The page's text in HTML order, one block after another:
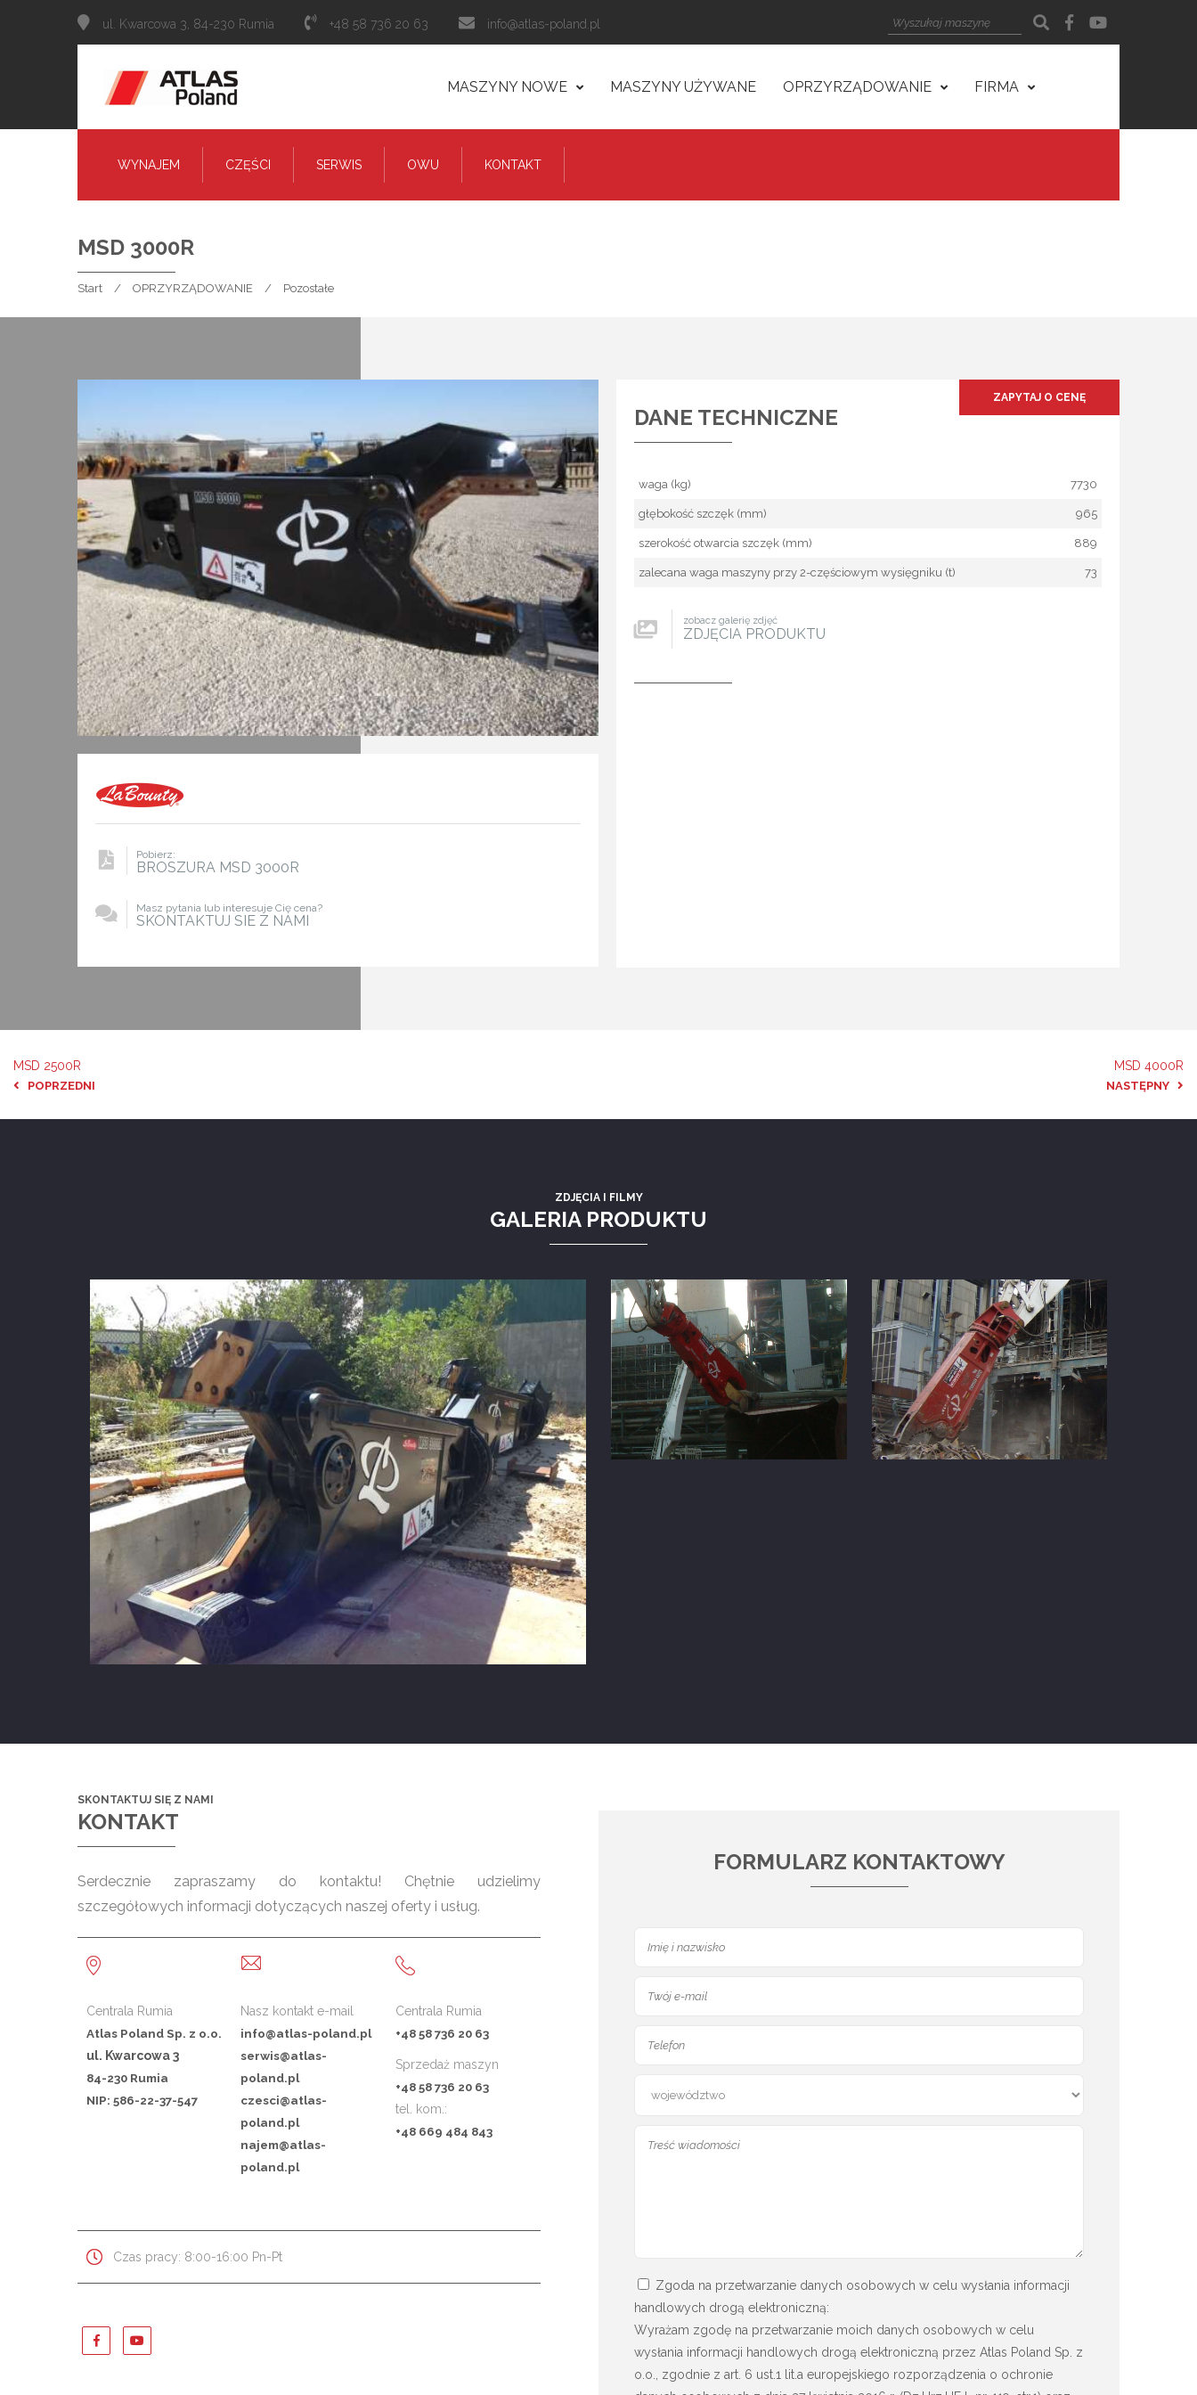
ul. Kwarcowa 3, 84-230 Rumia +48 58 736 20 63 info@atlas-poland.pl
MASZYNY NOWE MASZYNY UŻYWANE OPRZYRZĄDOWANIE FIRMA
WYNAJEM CZĘŚCI SERWIS OWU KONTAKT
MSD 3000R
Start OPRZYRZĄDOWANIE Pozostałe
Pobierz:
BROSZURA MSD 3000R
Masz pytania lub interesuje Cię cena?
SKONTAKTUJ SIE Z NAMI
ZAPYTAJ O CENĘ
DANE TECHNICZNE
waga (kg) 7730
głębokość szczęk (mm) 965
szerokość otwarcia szczęk (mm) 889
zalecana waga maszyny przy 2-częściowym wysięgniku (t) 73
zobacz galerię zdjęć
ZDJĘCIA PRODUKTU
MSD 2500R
POPRZEDNI
MSD 4000R
NASTĘPNY
GALERIA PRODUKTU
ZDJĘCIA I FILMY
KONTAKT
SKONTAKTUJ SIĘ Z NAMI
Serdecznie zapraszamy do kontaktu! Chętnie udzielimy
szczegółowych informacji dotyczących naszej oferty i usług.
Centrala Rumia
Atlas Poland Sp. z o.o.
ul. Kwarcowa 3
84-230 Rumia
NIP: 586-22-37-547
Nasz kontakt e-mail
info@atlas-poland.pl
serwis@atlas-
poland.pl
czesci@atlas-
poland.pl
najem@atlas-
poland.pl
Centrala Rumia
+48 58 736 20 63
Sprzedaż maszyn
+48 58 736 20 63
tel. kom.:
+48 669 484 843
Czas pracy: 8:00-16:00 Pn-Pt
FORMULARZ KONTAKTOWY
Zgoda na przetwarzanie danych osobowych w celu wysłania informacji
handlowych drogą elektroniczną:
Wyrażam zgodę na przetwarzanie moich danych osobowych w celu
wysłania informacji handlowych drogą elektroniczną przez Atlas Poland Sp. z
o.o., zgodnie z art. 6 ust.1 lit.a europejskiego rozporządzenia o ochronie